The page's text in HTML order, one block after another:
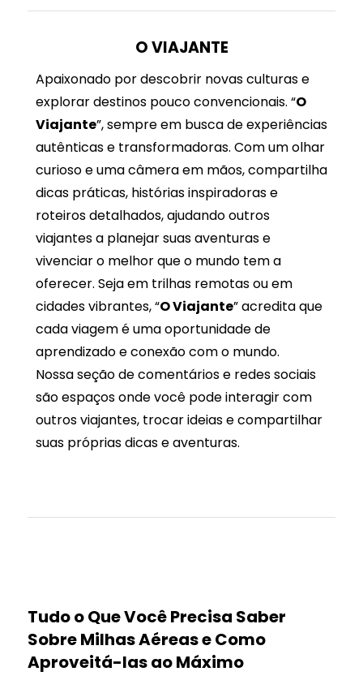
O VIAJANTE
Apaixonado por descobrir novas culturas e
explorar destinos pouco convencionais. “O
Viajante”, sempre em busca de experiências
autênticas e transformadoras. Com um olhar
curioso e uma câmera em mãos, compartilha
dicas práticas, histórias inspiradoras e
roteiros detalhados, ajudando outros
viajantes a planejar suas aventuras e
vivenciar o melhor que o mundo tem a
oferecer. Seja em trilhas remotas ou em
cidades vibrantes, “O Viajante” acredita que
cada viagem é uma oportunidade de
aprendizado e conexão com o mundo.
Nossa seção de comentários e redes sociais
são espaços onde você pode interagir com
outros viajantes, trocar ideias e compartilhar
suas próprias dicas e aventuras.
Tudo o Que Você Precisa Saber
Sobre Milhas Aéreas e Como
Aproveitá-las ao Máximo